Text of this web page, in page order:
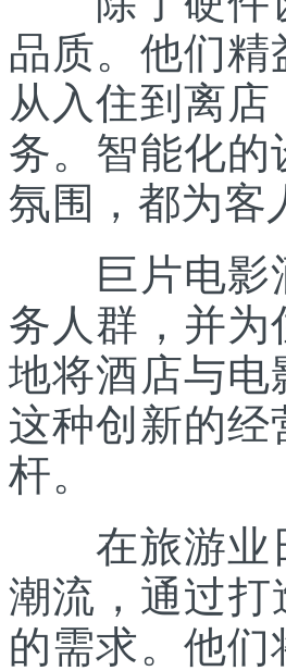
品质。他们
从入住到离
务。智能化
氛围，都为客
巨片电影酒
务人群，并
地将酒店与电
这种创新的
杆。
在旅游业日
潮流，通过
的需求。他